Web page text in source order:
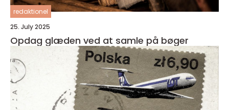
redaktionel
25. July 2025
Opdag glæden ved at samle på bøger